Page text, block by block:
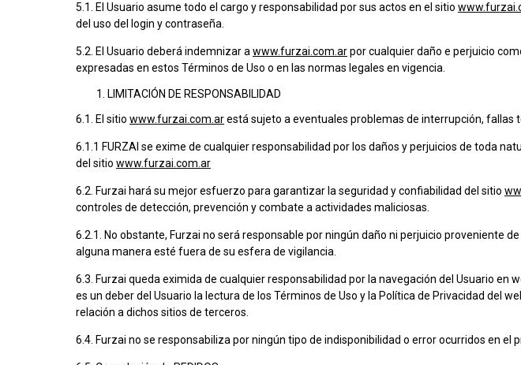
5.1. El Usuario asume todo el cargo y responsabilidad por sus actos en el sitio
del uso del login y contraseña.
5.2. El Usuario deberá indemnizar a www.furzai.com.arpor cualquier daño e perjuicio
expresadas en estos Términos de Uso o en las normas legales en vigencia.
LIMITACIÓN DE RESPONSABILIDAD
6.1. El sitio www.furzai.com.arestá sujeto a eventuales problemas de interrupción,
6.1.1 FURZAI se exime de cualquier responsabilidad por los daños y perjuicios de toda
del sitio www.furzai.com.ar
6.2. Furzai hará su mejor esfuerzo para garantizar la seguridad y confiabilidad del sitio
controles de detección, prevención y combate a actividades maliciosas.
6.2.1. No obstante, Furzai no será responsable por ningún daño ni perjuicio proveniente
alguna manera esté fuera de su esfera de vigilancia.
6.3. Furzai queda eximida de cualquier responsabilidad por la navegación del Usuario
es un deber del Usuario la lectura de los Términos de Uso y la Política de Privacidad del
relación a dichos sitios de terceros.
6.4. Furzai no se responsabiliza por ningún tipo de indisponibilidad o error ocurridos en el